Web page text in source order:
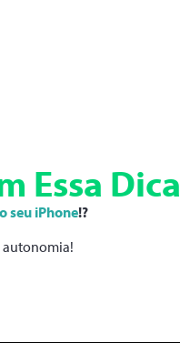
Essa Dica
seu iPhone!?
autonomia!